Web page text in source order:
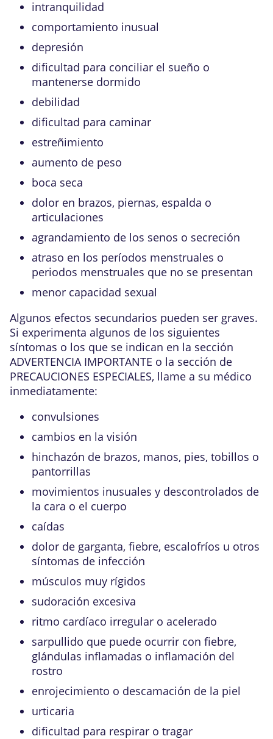
intranquilidad
comportamiento inusual
depresión
dificultad para conciliar el sueño o
mantenerse dormido
debilidad
dificultad para caminar
estreñimiento
aumento de peso
boca seca
dolor en brazos, piernas, espalda o
articulaciones
agrandamiento de los senos o secreción
atraso en los períodos menstruales o
periodos menstruales que no se presentan
menor capacidad sexual
Algunos efectos secundarios pueden ser graves.
Si experimenta algunos de los siguientes
síntomas o los que se indican en la sección
ADVERTENCIA IMPORTANTE o la sección de
PRECAUCIONES ESPECIALES, llame a su médico
inmediatamente:
convulsiones
cambios en la visión
hinchazón de brazos, manos, pies, tobillos o
pantorrillas
movimientos inusuales y descontrolados de
la cara o el cuerpo
caídas
dolor de garganta, fiebre, escalofríos u otros
síntomas de infección
músculos muy rígidos
sudoración excesiva
ritmo cardíaco irregular o acelerado
sarpullido que puede ocurrir con fiebre,
glándulas inflamadas o inflamación del
rostro
enrojecimiento o descamación de la piel
urticaria
dificultad para respirar o tragar